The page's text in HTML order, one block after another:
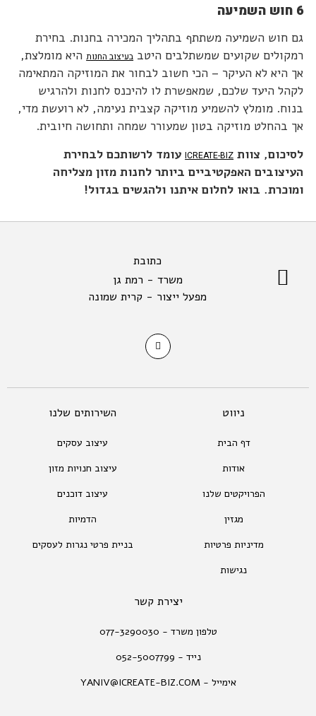
6 חוש השמיעה
גם חוש השמיעה משתתף בתהליך המכירה בחנות. בחירת
רמקולים שקועים שמשתלבים היטב בעיצוב החנותהיא מומלצת,
אך היא לא העיקר – הכי חשוב לבחור את המוזיקה המתאימה
לקהל היעד שלכם, שמאפשרת לו להיכנס לחנות ולהרגיש
בנוח. מומלץ להשמיע מוזיקה קצבית נעימה, לא רועשת מדי,
אך בהחלט מוזיקה בטון שמעורר שמחה ותחושה חיובית.
לסיכום, צוות ICREATE-BIZעומד לרשותכם לבחירת
העיצובים האפקטיביים ביותר לחנות מזון מצליחה
ומוכרת. בואו לחלום איתנו ולהגשים בגדול!
כתובת
משרד - רמת גן
מפעל ייצור - קרית שמונה
ניווט
דף הבית
אודות
הפרויקטים שלנו
מגזין
מדיניות פרטיות
נגישות
השירותים שלנו
עיצוב עסקים
עיצוב חנויות מזון
עיצוב דוכנים
הדמיות
בניית פרטי נגרות לעסקים
יצירת קשר
טלפון משרד - 077-3290030
נייד - 052-5007799
אימייל - YANIV@ICREATE-BIZ.COM